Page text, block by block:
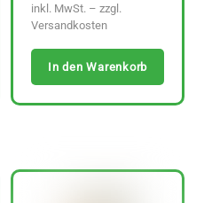
inkl. MwSt. – zzgl.
Versandkosten
In den Warenkorb